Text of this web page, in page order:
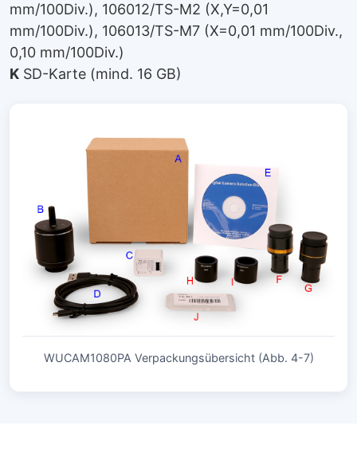
mm/100Div.), 106012/TS-M2 (X,Y=0,01
mm/100Div.), 106013/TS-M7 (X=0,01 mm/100Div.,
0,10 mm/100Div.)
K SD-Karte (mind. 16 GB)
WUCAM1080PA Verpackungsübersicht (Abb. 4-7)